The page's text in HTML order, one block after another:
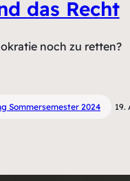
das Recht
noch zu retten?
Sommersemester 2024 19.